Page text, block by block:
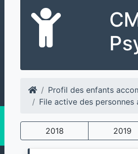
Profil des enfants
File active des personnes
2018 2019